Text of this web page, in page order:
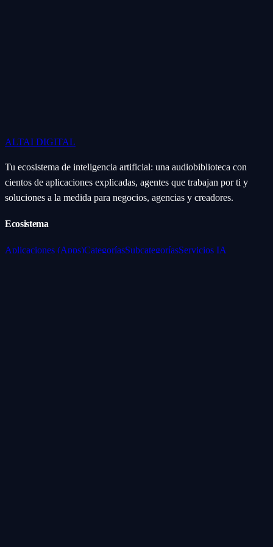
ALTAI DIGITAL
Tu ecosistema de inteligencia artificial: una audiobiblioteca con
cientos de aplicaciones explicadas, agentes que trabajan por ti y
soluciones a la medida para negocios, agencias y creadores.
Ecosistema
Aplicaciones (Apps)CategoríasSubcategoríasServicios IA